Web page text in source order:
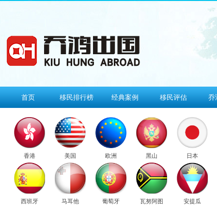
首页 移民排行榜 经典案例 移民评估 乔
香港 美国 欧洲 黑山 日本
西班牙 马耳他 葡萄牙 瓦努阿图 安提瓜